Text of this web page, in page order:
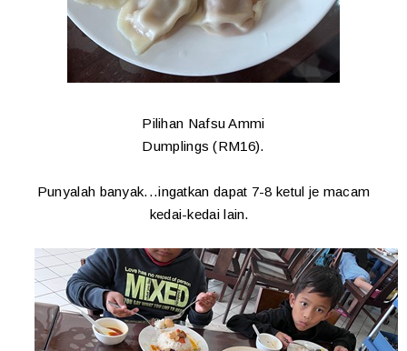
Pilihan Nafsu Ammi
Dumplings (RM16).
Punyalah banyak...ingatkan dapat 7-8 ketul je macam
kedai-kedai lain.